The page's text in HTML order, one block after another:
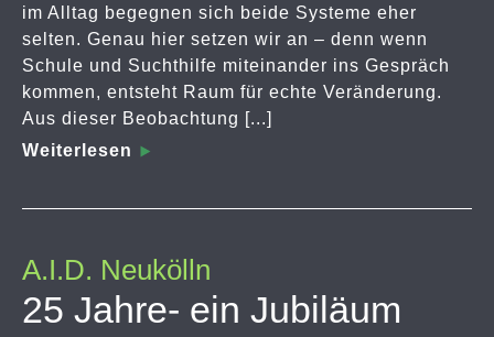
im Alltag begegnen sich beide Systeme eher
selten. Genau hier setzen wir an – denn wenn
Schule und Suchthilfe miteinander ins Gespräch
kommen, entsteht Raum für echte Veränderung.
Aus dieser Beobachtung [...]
Weiterlesen
A.I.D. Neukölln
25 Jahre- ein Jubiläum